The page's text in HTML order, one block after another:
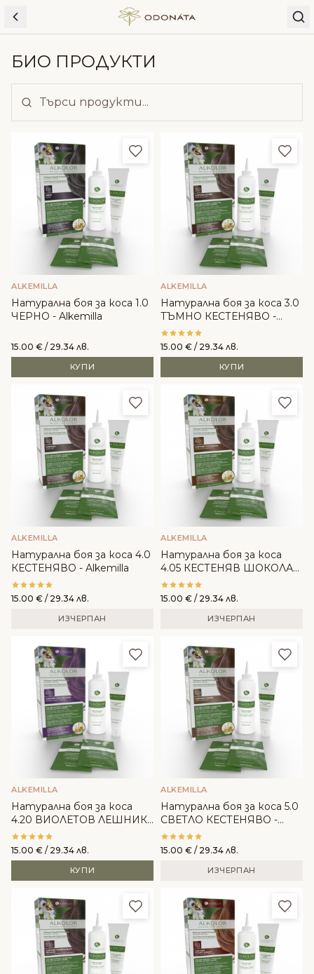
Skip to content
БИО ПРОДУКТИ
Добави в любими
ALKEMILLA
Натурална боя за коса 1.0
ЧЕРНО - Alkemilla
15.00 € / 29.34 лв.
КУПИ
ALKEMILLA
Натурална боя за коса 3.0
ТЪМНО КЕСТЕНЯВО -
Alkemilla
15.00 € / 29.34 лв.
КУПИ
Добави в любими
ALKEMILLA
Натурална боя за коса 4.0
КЕСТЕНЯВО - Alkemilla
15.00 € / 29.34 лв.
ИЗЧЕРПАН
ALKEMILLA
Натурална боя за коса
4.05 КЕСТЕНЯВ ШОКОЛАД
- Alkemilla
15.00 € / 29.34 лв.
ИЗЧЕРПАН
Добави в любими
ALKEMILLA
Натурална боя за коса
4.20 ВИОЛЕТОВ ЛЕШНИК -
Alkemilla
15.00 € / 29.34 лв.
КУПИ
ALKEMILLA
Натурална боя за коса 5.0
СВЕТЛО КЕСТЕНЯВО -
Alkemilla
15.00 € / 29.34 лв.
ИЗЧЕРПАН
Добави в любими